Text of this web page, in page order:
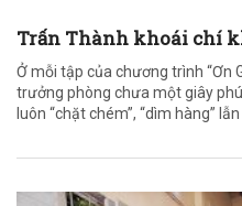
Trấn Thành khoái chí
Ở mỗi tập của chương trình “Ơn
trưởng phòng chưa một giây
luôn “chặt chém”, “dìm hàng” lẫn